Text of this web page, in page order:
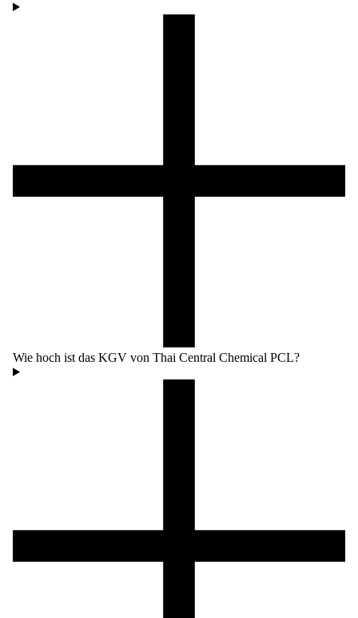
Wie hoch ist das KGV von Thai Central Chemical PCL?